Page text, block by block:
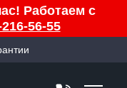
Работаем с
56-55